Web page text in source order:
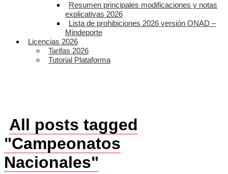
Resumen principales modificaciones y notas
explicativas 2026
Lista de prohibiciones 2026 versión ONAD –
Mindeporte
Licencias 2026
Tarifas 2026
Tutorial Plataforma
All posts tagged
"Campeonatos
Nacionales"